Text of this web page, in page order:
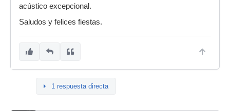
acústico excepcional.
Saludos y felices fiestas.
1 respuesta directa